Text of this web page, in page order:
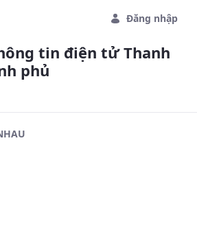
Đăng nhập
tin điện tử Thanh
phủ